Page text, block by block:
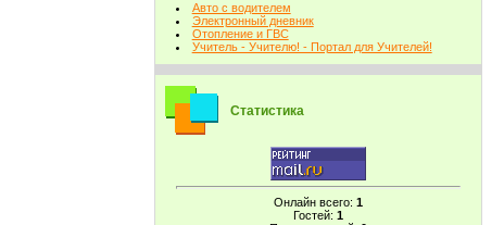
Авто с водителем
Электронный дневник
Отопление и ГВС
Учитель - Учителю! - Портал для Учителей!
Статистика
Онлайн всего: 1
Гостей: 1